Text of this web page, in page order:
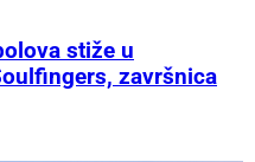
stiže u
završnica